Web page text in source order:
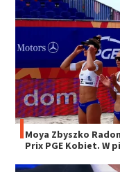
Moya Zbyszko
Prix PGE Kobiet. W